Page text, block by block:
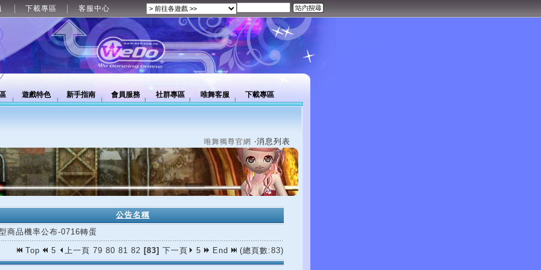
下載專區 客服中心
遊戲特色 新手指南 會員服務 社群專區 唯舞客服 下載專區
唯舞獨尊官網 ‧消息列表
公告名稱
商品機率公布-0716轉蛋
Top 5 上一頁 79 80 81 82 [83] 下一頁 5 End (總頁數:83)